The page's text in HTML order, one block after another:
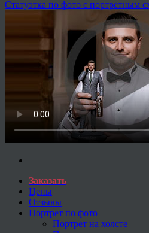
Статуэтка по фото с портретным
Заказать
Цены
Отзывы
Портрет по фото
Портрет на холсте